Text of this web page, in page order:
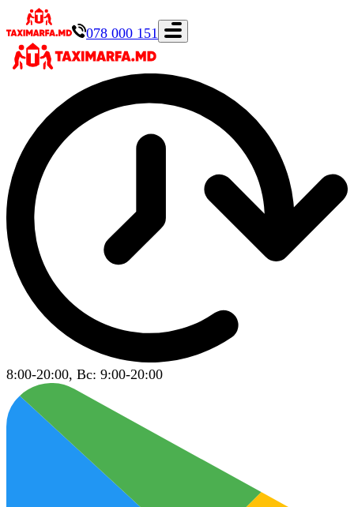
078 000 151
8:00-20:00, Вс: 9:00-20:00